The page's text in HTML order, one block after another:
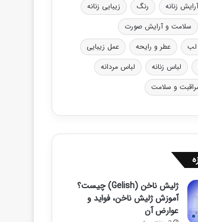
زنانه
رنگ
زیبایی زنانه
سلامت و آرایش صورت
لب
عطر و رایحه
عمل زیبایی
لباس زنانه
لباس مردانه
و سلامت
ژلیش ناخن (Gelish) چیست؟
آموزش ژلیش ناخن، فواید و
عوارض آن